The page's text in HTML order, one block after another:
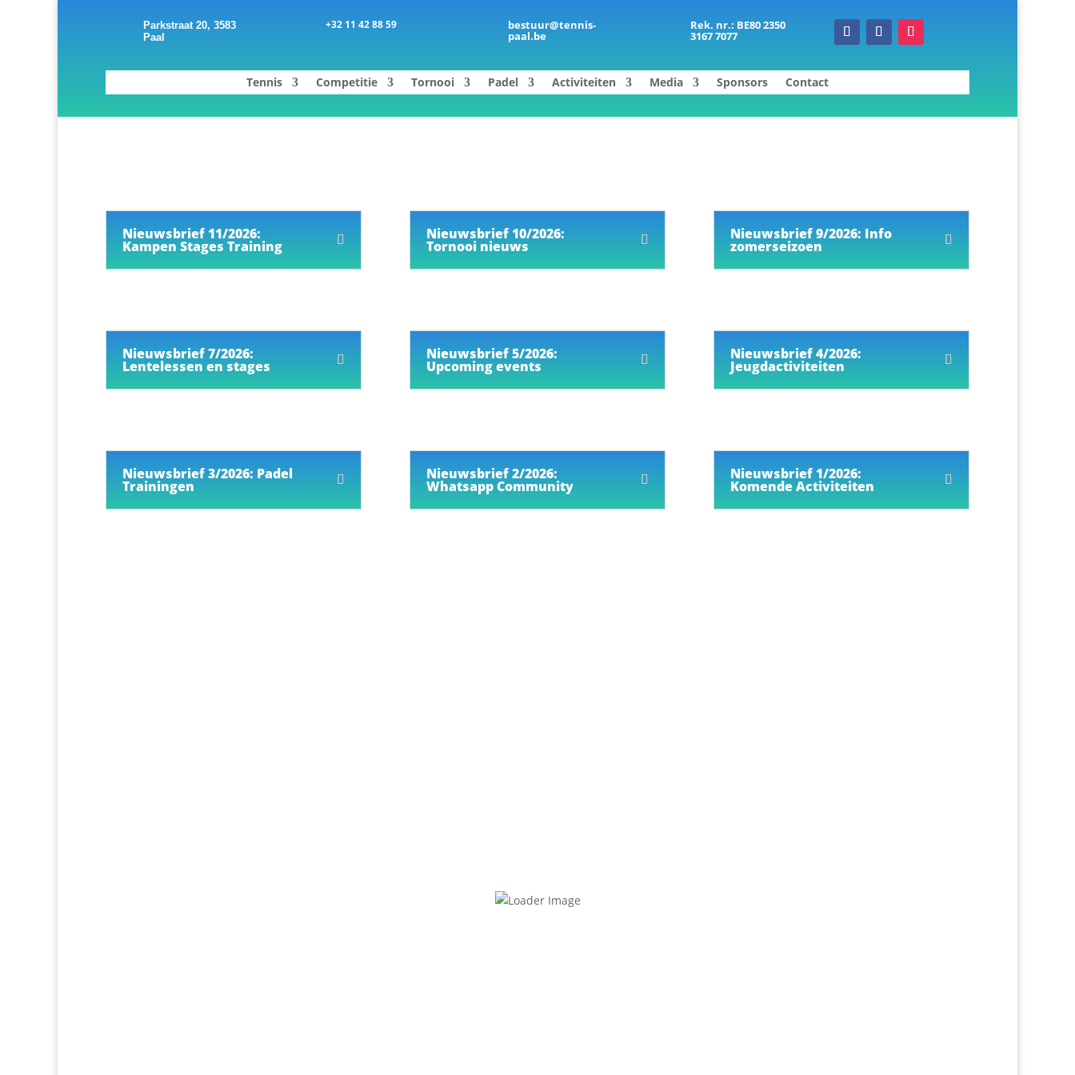
Parkstraat 20, 3583
Paal
+32 11 42 88 59 bestuur@tennis-
paal.be
Rek. nr.: BE80 2350
3167 7077
Tennis Competitie Tornooi Padel Activiteiten Media Sponsors Contact
Nieuwsbrief 11/2026:
Kampen Stages Training
Nieuwsbrief 10/2026:
Tornooi nieuws
Nieuwsbrief 9/2026: Info
zomerseizoen
Nieuwsbrief 7/2026:
Lentelessen en stages
Nieuwsbrief 5/2026:
Upcoming events
Nieuwsbrief 4/2026:
Jeugdactiviteiten
Nieuwsbrief 3/2026: Padel
Trainingen
Nieuwsbrief 2/2026:
Whatsapp Community
Nieuwsbrief 1/2026:
Komende Activiteiten